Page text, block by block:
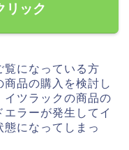
リック
覧になっている方
品の購入を検討し
イツラックの商品の
ラーが発生してイ
になってしまっ